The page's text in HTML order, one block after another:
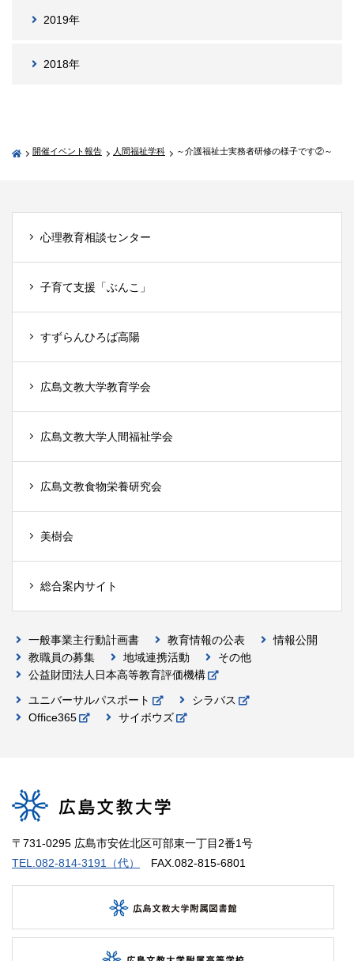
2019年
2018年
開催イベント報告 人間福祉学科 ～介護福祉士実務者研修の様子です②～
心理教育相談センター
子育て支援「ぶんこ」
すずらんひろば高陽
広島文教大学教育学会
広島文教大学人間福祉学会
広島文教食物栄養研究会
美樹会
総合案内サイト
一般事業主行動計画書 教育情報の公表
情報公開
教職員の募集
地域連携活動
その他
公益財団法人日本高等教育評価機構
ユニバーサルパスポート
シラバス
Office365
サイボウズ
〒731-0295 広島市安佐北区可部東一丁目2番1号
TEL.082-814-3191（代）
FAX.082-815-6801